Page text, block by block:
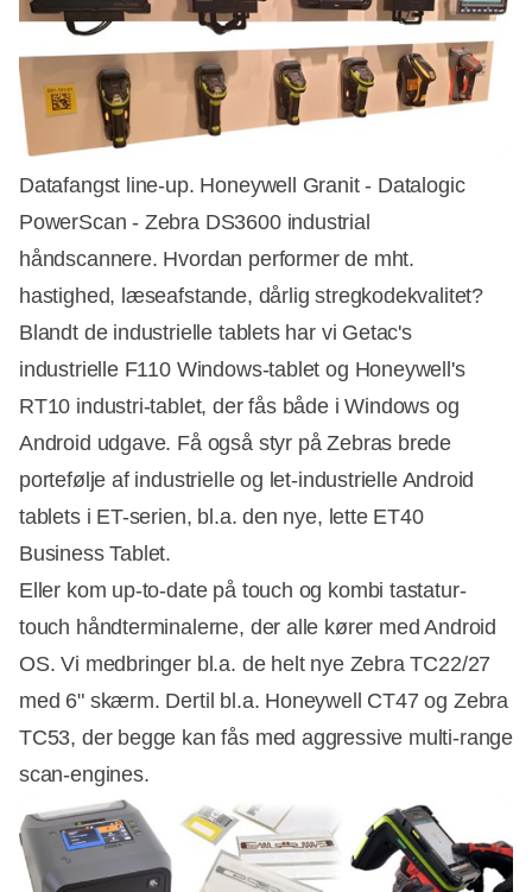
Datafangst line-up. Honeywell Granit - Datalogic
PowerScan - Zebra DS3600 industrial
håndscannere. Hvordan performer de mht.
hastighed, læseafstande, dårlig stregkodekvalitet?
Blandt de industrielle tablets har vi Getac's
industrielle F110 Windows-tablet og Honeywell's
RT10 industri-tablet, der fås både i Windows og
Android udgave. Få også styr på Zebras brede
portefølje af industrielle og let-industrielle Android
tablets i ET-serien, bl.a. den nye, lette ET40
Business Tablet.
Eller kom up-to-date på touch og kombi tastatur-
touch håndterminalerne, der alle kører med Android
OS. Vi medbringer bl.a. de helt nye Zebra TC22/27
med 6" skærm. Dertil bl.a. Honeywell CT47 og Zebra
TC53, der begge kan fås med aggressive multi-range
scan-engines.